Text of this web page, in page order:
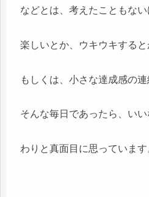
などとは、考えたこともな
楽しいとか、ウキウキすると
もしくは、小さな達成感の連
そんな毎日であったら、いい
わりと真面目に思っています